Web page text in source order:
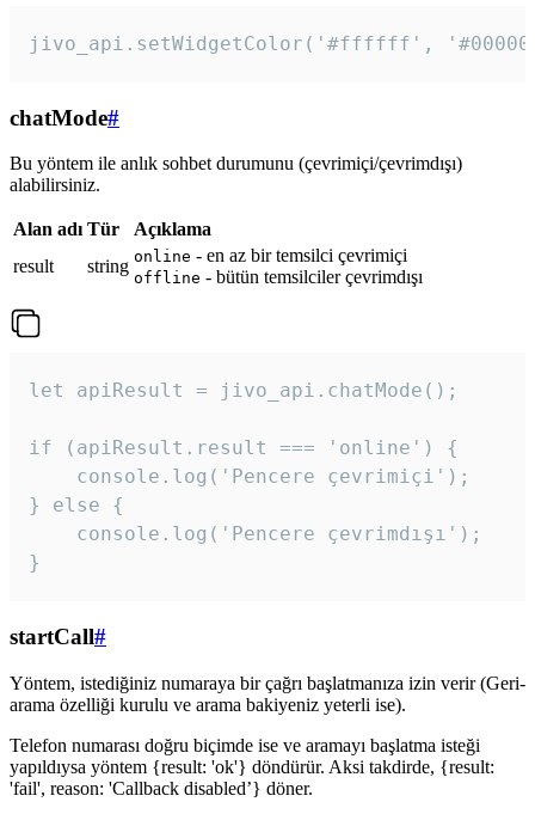
jivo_api.setWidgetColor('#ffffff',
chatMode#
Bu yöntem ile anlık sohbet durumunu (çevrimiçi/çevrimdışı)
alabilirsiniz.
Alan adı Tür
Açıklama
result
string online - en az bir temsilci çevrimiçi
offline - bütün temsilciler çevrimdışı
let apiResult = jivo_api.chatMode();
if (apiResult.result === 'online') {
    console.log('Pencere çevrimiçi');
} else {
    console.log('Pencere çevrimdışı');
}
startCall#
Yöntem, istediğiniz numaraya bir çağrı başlatmanıza izin verir (Geri-
arama özelliği kurulu ve arama bakiyeniz yeterli ise).
Telefon numarası doğru biçimde ise ve aramayı başlatma isteği
yapıldıysa yöntem {result: 'ok'} döndürür. Aksi takdirde, {result:
'fail', reason: 'Callback disabled’} döner.